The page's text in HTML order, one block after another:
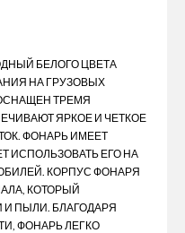
БЕЛОГО ЦВЕТА
НА ГРУЗОВЫХ
ОСНАЩЕН ТРЕМЯ
ЯРКОЕ И ЧЕТКОЕ
ФОНАРЬ ИМЕЕТ
ИСПОЛЬЗОВАТЬ ЕГО НА
КОРПУС ФОНАРЯ
КОТОРЫЙ
И ПЫЛИ. БЛАГОДАРЯ
ФОНАРЬ ЛЕГКО